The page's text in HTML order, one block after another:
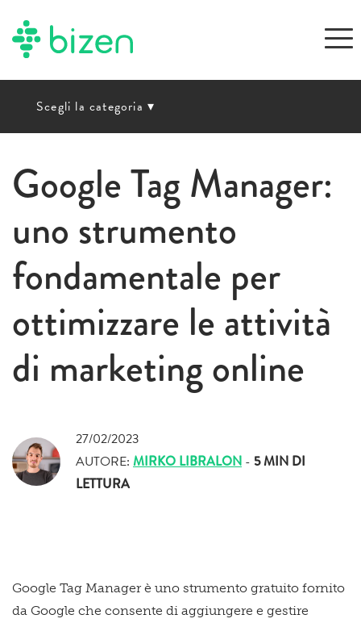
Scegli la categoria ▾
Google Tag Manager:
uno strumento
fondamentale per
ottimizzare le attività
di marketing online
27/02/2023
AUTORE: MIRKO LIBRALON - 5 MIN DI
LETTURA
Google Tag Manager è uno strumento gratuito fornito
da Google che consente di aggiungere e gestire